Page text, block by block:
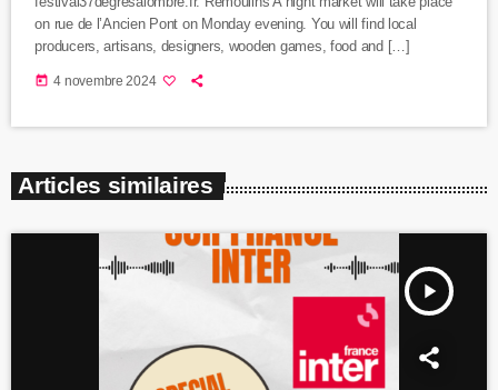
on rue de l’Ancien Pont on Monday evening. You will find local
producers, artisans, designers, wooden games, food and […]
today 4 novembre 2024
Articles similaires
play_arrow